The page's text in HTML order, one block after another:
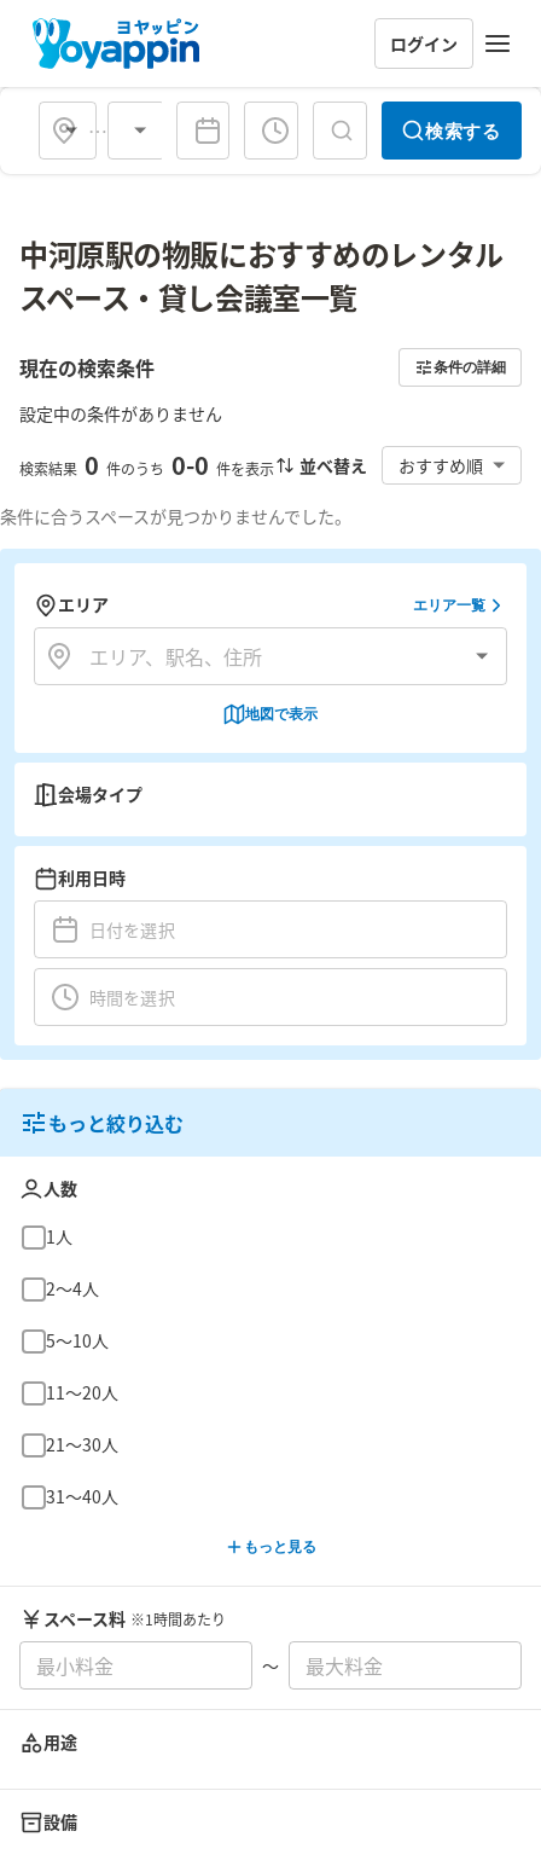
ログイン
会場タイプ 検索する
中河原駅の物販におすすめのレンタル
スペース・貸し会議室一覧
現在の検索条件 条件の詳細
設定中の条件がありません
検索結果 0 件のうち 0-0 件を表示 並べ替え おすすめ順
条件に合うスペースが見つかりませんでした。
エリア エリア一覧
地図で表示
会場タイプ
利用日時
もっと絞り込む
人数
1人
2〜4人
5〜10人
11〜20人
21〜30人
31〜40人
もっと見る
スペース料 ※1時間あたり
〜
用途
設備